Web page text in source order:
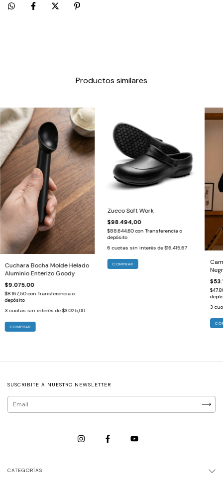
Productos similares
Cuchara Bocha Molde Helado
Aluminio Enterizo Goody
$9.075,00
$8.167,50con Transferencia o
depósito
3 cuotas sin interés de$3.025,00
Zueco Soft Work
$98.494,00
$88.644,60con Transferencia o
depósito
6 cuotas sin interés de$16.415,67
COMPRAR
3
SUSCRIBITE A NUESTRO NEWSLETTER
CATEGORÍAS